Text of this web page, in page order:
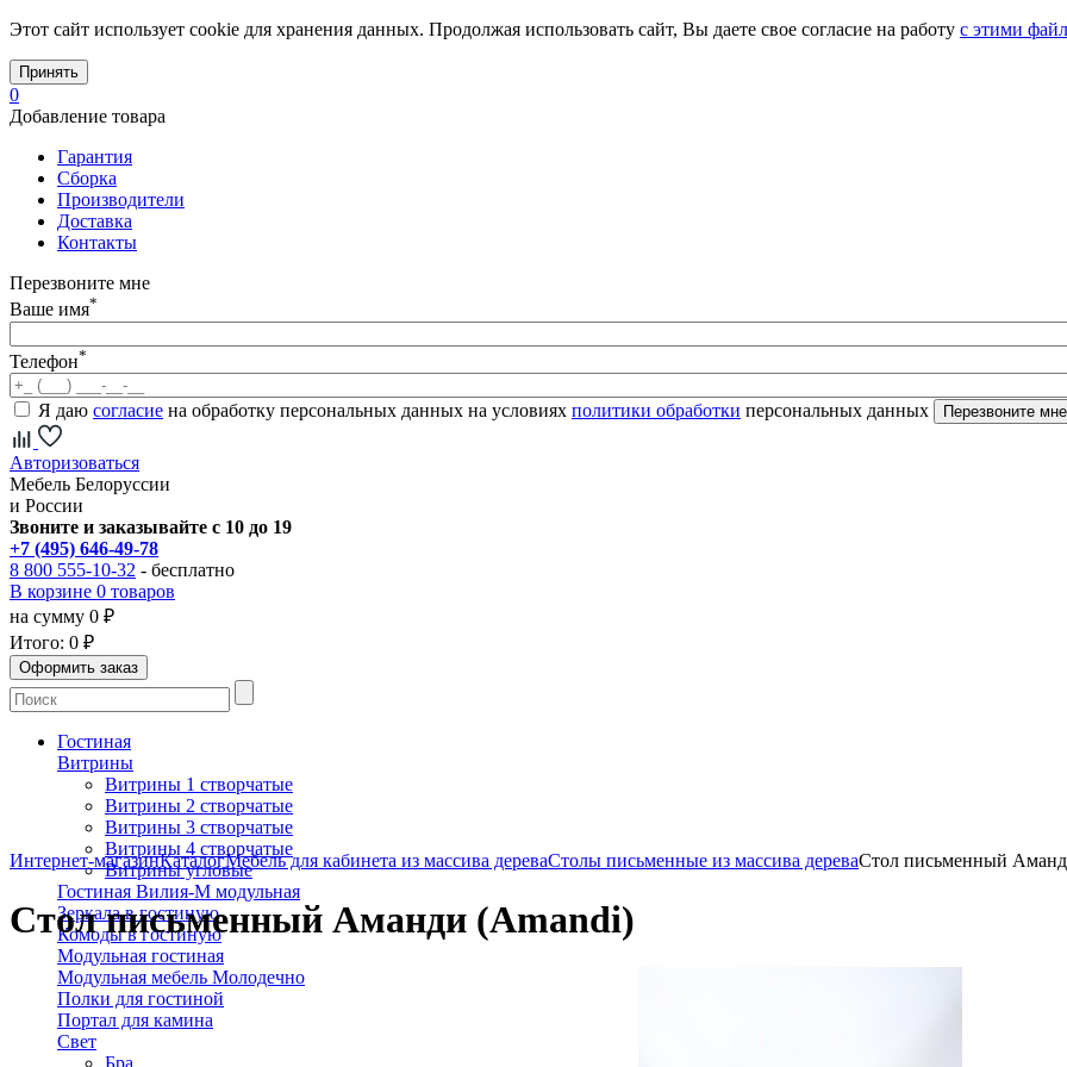
Этот сайт использует cookie для хранения данных. Продолжая использовать сайт, Вы даете свое согласие на работу с этими
Принять
0
Добавление товара
Гарантия
Сборка
Производители
Доставка
Контакты
Перезвоните мне
Ваше имя*
Телефон*
Я даю согласие на обработку персональных данных на условиях политики обработки персональных данных
Авторизоваться
Мебель Белоруссии
и России
Звоните и заказывайте с 10 до 19
+7 (495) 646-49-78
8 800 555-10-32 - бесплатно
В корзине 0 товаров
на сумму 0 ₽
Итого: 0 ₽
Гостиная
Витрины
Витрины 1 створчатые
Витрины 2 створчатые
Витрины 3 створчатые
Витрины 4 створчатые
Витрины угловые
Гостиная Вилия-М модульная
Зеркала в гостиную
Комоды в гостиную
Модульная гостиная
Модульная мебель Молодечно
Полки для гостиной
Портал для камина
Свет
Интернет-магазинКаталогМебель для кабинета из массива дереваСтолы письменные из массива дереваСтол письменный
Стол письменный Аманди (Amandi)